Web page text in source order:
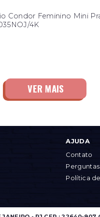
Condor Feminino Mini
4K
AJUDA
Contato
Política